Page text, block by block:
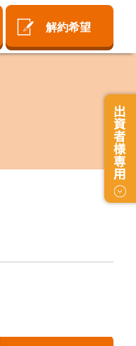
解約希望